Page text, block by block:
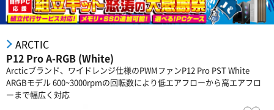
ARCTIC
P12 Pro A-RGB (White)
Arcticブランド、ワイドレンジ仕様のPWMファンP12 Pro PST White
ARGBモデル 600~3000rpmの回転数により低エアフローから高エアフロ
ーまで幅広く対応